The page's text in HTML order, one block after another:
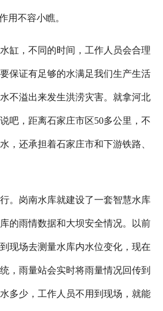
用不容小瞧。
，不同的时间，工作人员会合理
保证有足够的水满足我们生产生活
不溢出来发生洪涝灾害。就拿河北
吧，距离石家庄市区50多公里，不
，还承担着石家庄市和下游铁路、
岗南水库就建设了一套智慧水库
的雨情数据和大坝安全情况。以前
现场去测量水库内水位变化，现在
，雨量站会实时将雨量情况回传到
多少，工作人员不用到现场，就能